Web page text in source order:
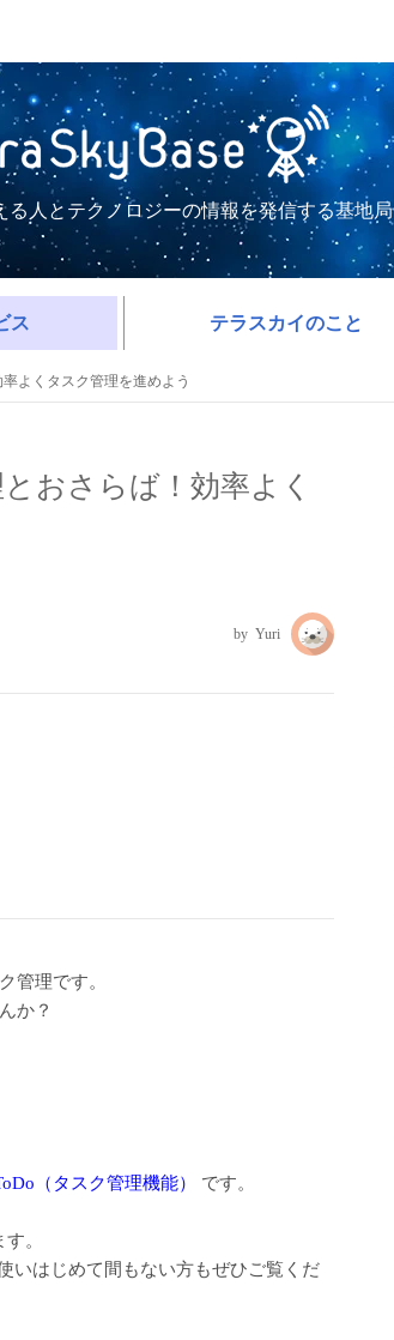
る人とテクノロジーの情報を発信する基地局
ス テラスカイのこと
よくタスク管理を進めよう
おさらば！効率よく
Yuri
管理です。
か？
（タスク管理機能） です。
。
いはじめて間もない方もぜひご覧くだ